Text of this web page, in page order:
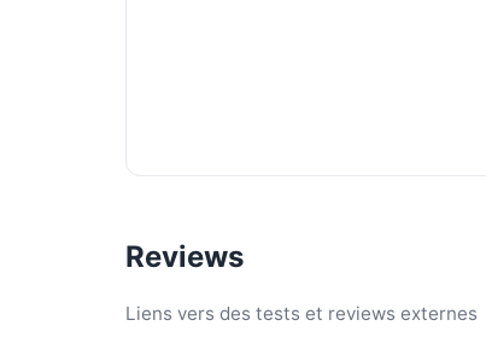
Reviews
Liens vers des tests et reviews externes